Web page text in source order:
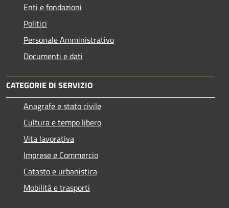
Enti e fondazioni
Politici
Personale Amministrativo
Documenti e dati
CATEGORIE DI SERVIZIO
Anagrafe e stato civile
Cultura e tempo libero
Vita lavorativa
Imprese e Commercio
Catasto e urbanistica
Mobilità e trasporti